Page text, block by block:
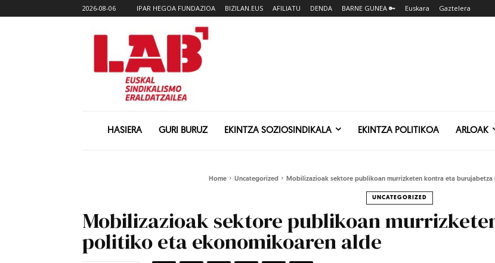
2026-08-06 IPAR HEGOA FUNDAZIOA BIZILAN.EUS AFILIATU DENDA BARNE GUNEA 🔑 Euskara Gaztelera
HASIERA GURI BURUZ EKINTZA SOZIOSINDIKALA EKINTZA POLITIKOA ARLOAK
Home Uncategorized Mobilizazioak sektore publikoan murrizketen kontra eta
UNCATEGORIZED
Mobilizazioak sektore publikoan
politiko eta ekonomikoaren alde